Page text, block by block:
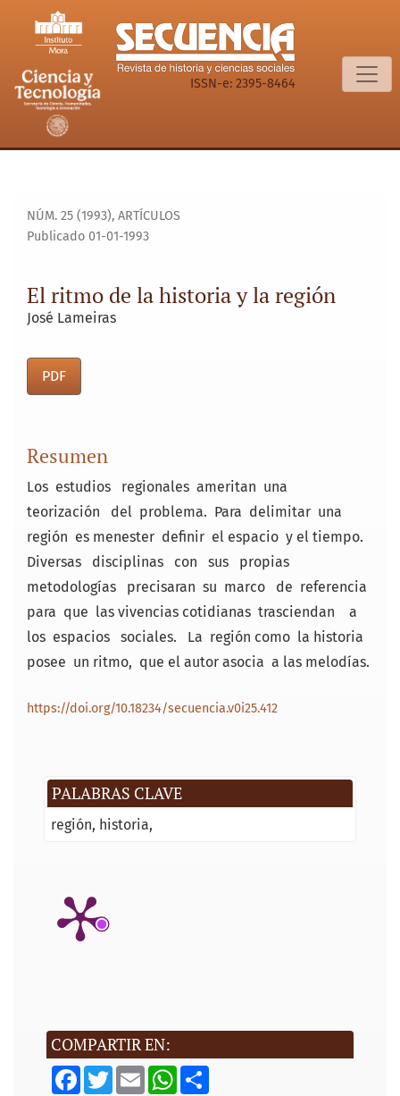
El ritmo de la historia y la región
ISSN-e: 2395-8464
NÚM. 25 (1993), ARTÍCULOS
El ritmo de la historia y la región
Publicado 01-01-1993
José Lameiras
PDF
PALABRAS CLAVE
región historia
COMPARTIR EN:
F
a
T
w
E
m
W
S
Resumen
Los estudios regionales ameritan una
teorización del problema. Para delimitar una
región es menester definir el espacio y el tiempo.
Diversas disciplinas con sus propias
metodologías precisaran su marco de referencia
para que las vivencias cotidianas trasciendan a
los espacios sociales. La región como la historia
posee un ritmo, que el autor asocia a las melodías.
https://doi.org/10.18234/secuencia.v0i25.412